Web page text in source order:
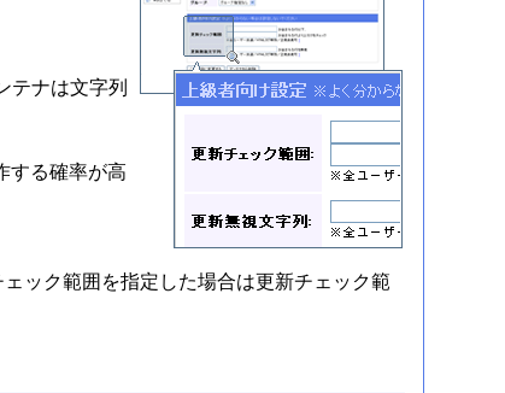
テナは文字列
する確率が高
ック範囲を指定した場合は更新チェック範